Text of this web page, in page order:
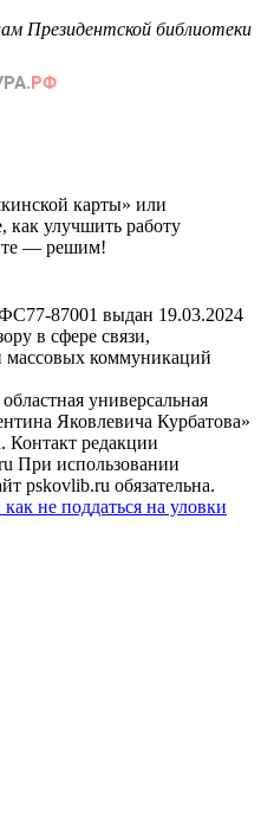
Президентской библиотеки
карты» или
как улучшить работу
— решим!
87001 выдан 19.03.2024
в сфере связи,
коммуникаций
универсальная
Яковлевича Курбатова»
Контакт редакции
При использовании
pskovlib.ru обязательна.
не поддаться на уловки